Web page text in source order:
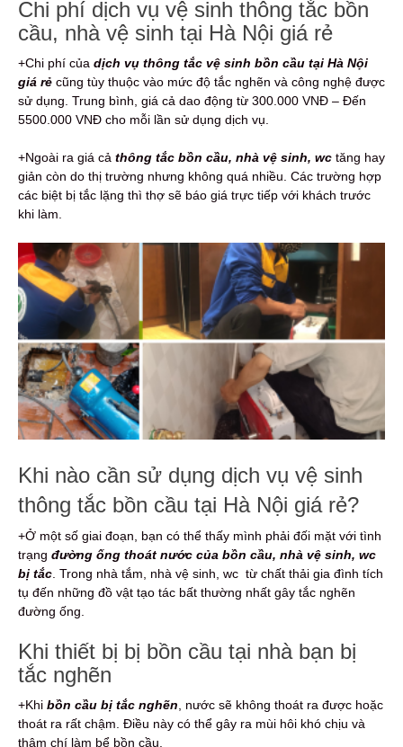
Chi phí dịch vụ vệ sinh thông tắc bồn
cầu, nhà vệ sinh tại Hà Nội giá rẻ
+Chi phí của dịch vụ thông tắc vệ sinh bồn cầu tại Hà Nội
giá rẻ cũng tùy thuộc vào mức độ tắc nghẽn và công nghệ được
sử dụng. Trung bình, giá cả dao động từ 300.000 VNĐ – Đến
5500.000 VNĐ cho mỗi lần sử dụng dịch vụ.
+Ngoài ra giá cả thông tắc bồn cầu, nhà vệ sinh, wc tăng hay
giản còn do thị trường nhưng không quá nhiều. Các trường hợp
các biệt bị tắc lặng thì thợ sẽ báo giá trực tiếp với khách trước
khi làm.
Khi nào cần sử dụng dịch vụ vệ sinh
thông tắc bồn cầu tại Hà Nội giá rẻ?
+Ở một số giai đoạn, bạn có thể thấy mình phải đối mặt với tình
trạng đường ống thoát nước của bồn cầu, nhà vệ sinh, wc
bị tắc . Trong nhà tắm, nhà vệ sinh, wc từ chất thải gia đình tích
tụ đến những đồ vật tạo tác bất thường nhất gây tắc nghẽn
đường ống.
Khi thiết bị bị bồn cầu tại nhà bạn bị
tắc nghẽn
+Khi bồn cầu bị tắc nghẽn , nước sẽ không thoát ra được hoặc
thoát ra rất chậm. Điều này có thể gây ra mùi hôi khó chịu và
thậm chí làm bể bồn cầu.